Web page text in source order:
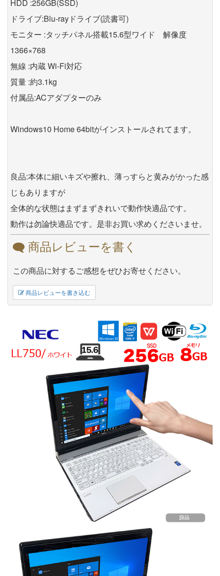
HDD :256GB(SSD)
ドライブ:Blu-rayドライブ(読書可)
モニター :タッチパネル搭載15.6型ワイド 解像度
1366×768
無線 :内蔵 Wi-Fi対応
質量 :約3.1kg
付属品:ACアダプターのみ
Windows10 Home 64bitがインストールされてます。
良品:本体に細いキズや擦れ、薄っすらと黄みがかった感
じもありますが
全体的な状態はまずまずきれいで動作快適品です。
動作は勿論快適品です。是非お買い求めくださいませ。
商品レビューを書く
この商品に対するご感想をぜひお寄せください。
商品レビューを書き込む